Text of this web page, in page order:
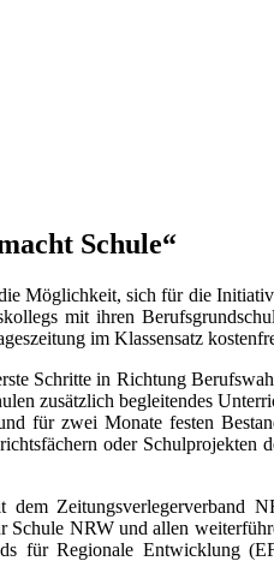
Schule“
Möglichkeit, sich für die
mit ihren
im Klassensatz
Schritte in Richtung
zusätzlich begleitendes
für zwei Monate festen
oder Schulprojekten
Zeitungsverlegerverband
NRW und allen
für Regionale Entwicklung